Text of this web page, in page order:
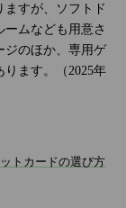
ますが、ソフトド
ムなども用意さ
ジのほか、専用ゲ
ます。（2025年
トカードの選び方